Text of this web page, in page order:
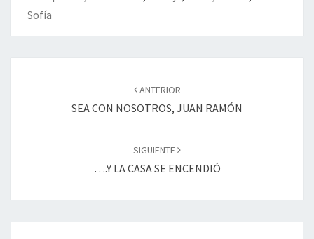
Sofía
ANTERIOR
SEA CON NOSOTROS, JUAN RAMÓN
SIGUIENTE
….Y LA CASA SE ENCENDIÓ